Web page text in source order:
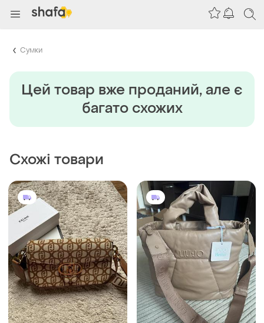
Сумки
Цей товар вже проданий, але є
багато схожих
Схожі товари